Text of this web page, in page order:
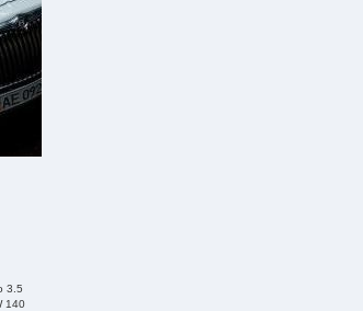
3.5
140